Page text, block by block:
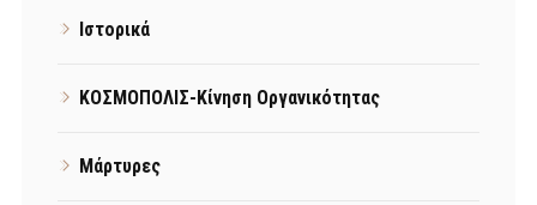
Ιστορικά
ΚΟΣΜΟΠΟΛΙΣ-Κίνηση Οργανικότητας
Μάρτυρες